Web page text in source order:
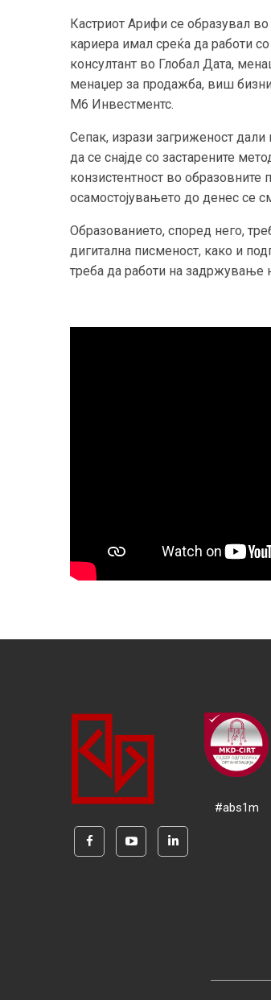
Кастриот Арифи се образувал
кариера имал среќа да работи
консултант во Глобал Дата,
менаџер за продажба, виш
М6 Инвестментс.
Сепак, изрази загриженост дали
да се снајде со застарените
конзистентност во
осамостојувањето до денес се
Образованието, според него,
дигитална писменост, како и
треба да работи на задржување
#abs1m